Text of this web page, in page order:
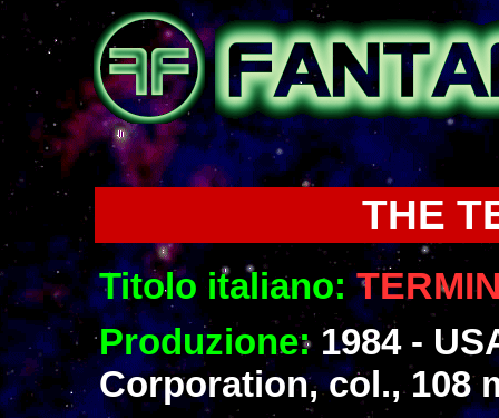
THE
Titolo italiano:
Produzione: 1984 -
Corporation, col., 108